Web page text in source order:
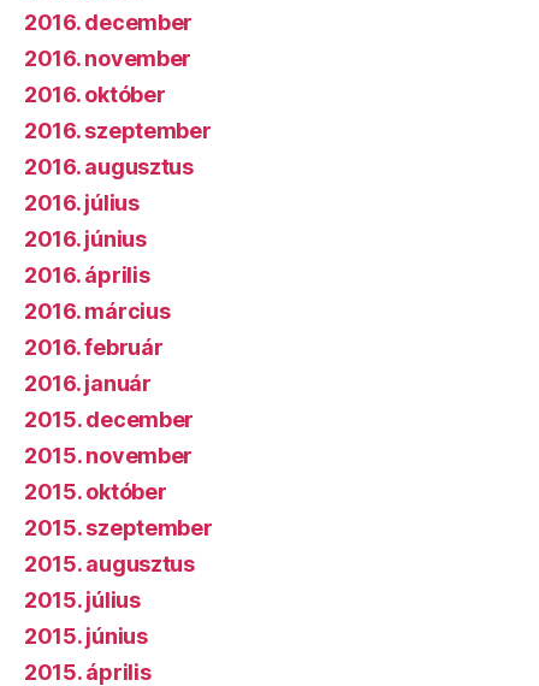
2016. december
2016. november
2016. október
2016. szeptember
2016. augusztus
2016. július
2016. június
2016. április
2016. március
2016. február
2016. január
2015. december
2015. november
2015. október
2015. szeptember
2015. augusztus
2015. július
2015. június
2015. április